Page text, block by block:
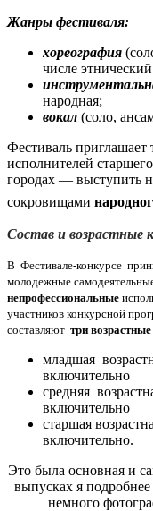
Жанры фестиваля:
хореография
числе
народная;
вокал (соло,
Фестиваль приглашает
исполнителей
городах — выступить
сокровищами
Состав и возрастные
В Фестивале-конкурсе
молодежные
непрофессиональные
участников конкурсной
составляют три
младшая
включительно
средняя
включительно
старшая
включительно.
Это была основная и
выпусках я
немного